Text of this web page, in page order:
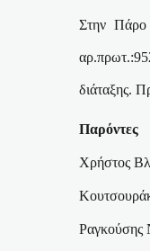
Στην Πάρο
διάταξης.
Παρόντες
Χρήστος
Ραγκούσης